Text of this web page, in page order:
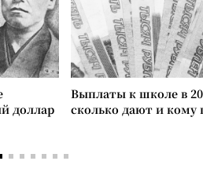
доллар
Выплаты к школе в
сколько дают и